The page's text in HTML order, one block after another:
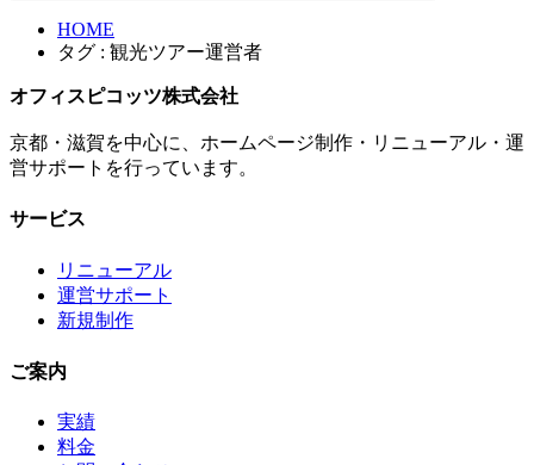
HOME
タグ : 観光ツアー運営者
オフィスピコッツ株式会社
京都・滋賀を中心に、ホームページ制作・リニューアル・運
営サポートを行っています。
サービス
リニューアル
運営サポート
新規制作
ご案内
実績
料金